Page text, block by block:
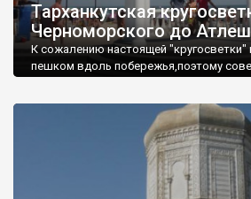
Тарханкутская
Черноморского до
К сожалению настоящей "кругосветки"
пешком вдоль побережья,поэтому